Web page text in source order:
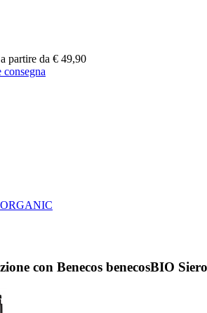
a partire da € 49,90
con Benecos benecosBIO